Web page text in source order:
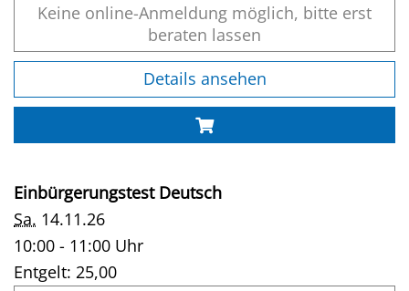
Keine online-Anmeldung möglich, bitte erst
beraten lassen
Details ansehen
Einbürgerungstest Deutsch
Sa. 14.11.26
10:00 - 11:00 Uhr
Entgelt: 25,00